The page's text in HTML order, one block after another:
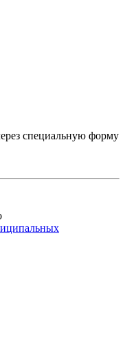
специальную форму